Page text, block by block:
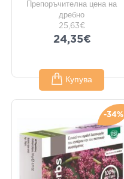
Препоръчителна цена на
дребно
25,63€
24,35€
Купува
-34%